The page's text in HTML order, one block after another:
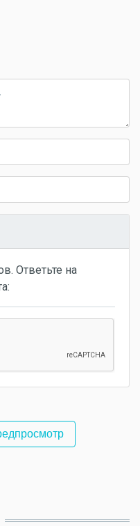
Ответьте на